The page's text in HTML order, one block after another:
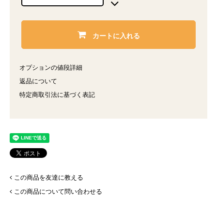
カートに入れる
オプションの値段詳細
返品について
特定商取引法に基づく表記
この商品を友達に教える
この商品について問い合わせる